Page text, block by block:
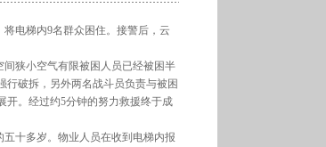
电梯内9名群众困住。接警后，云
狭小空气有限被困人员已经被困半
破拆，另外两名战斗员负责与被困
开。经过约5分钟的努力救援终于成
十多岁。物业人员在收到电梯内报